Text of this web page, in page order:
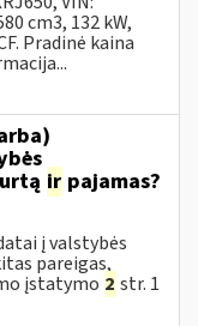
cm3, 132 kW,
Pradinė kaina
ir pajamas?
į valstybės
pareigas,
įstatymo 2 str. 1